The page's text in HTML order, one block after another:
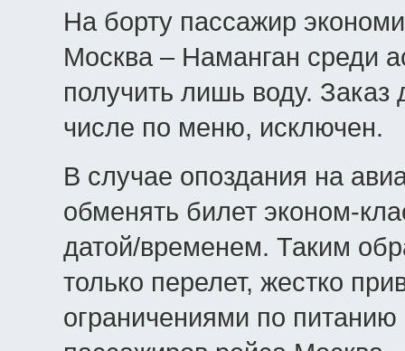
На борту пассажир
Москва – Наманган среди
получить лишь воду. Заказ
числе по меню, исключен.
В случае опоздания на
обменять билет эконом-
датой/временем. Таким
только перелет, жестко
ограничениями по